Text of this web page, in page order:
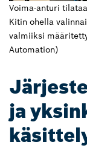
Voima-anturi
Kitin ohella
valmiiksi
Automation)
ja